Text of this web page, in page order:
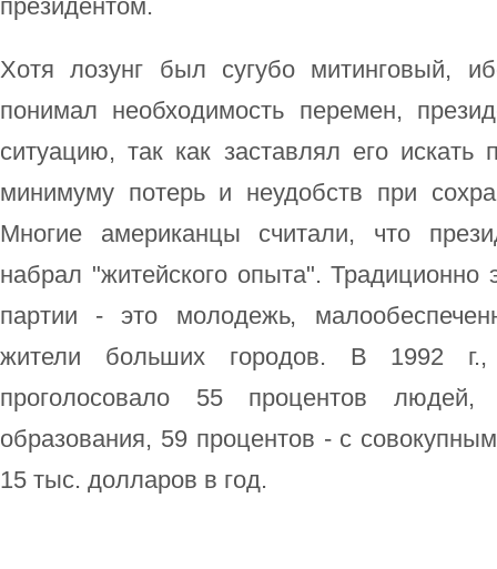
президентом.
Хотя лозунг был сугубо митинговый,
понимал необходимость перемен,
ситуацию, так как заставлял его
минимуму потерь и неудобств при
Многие американцы считали, что
набрал "житейского опыта". Традиционно
партии - это молодежь,
жители больших городов. В 1992
проголосовало 55 процентов
образования, 59 процентов - с
15 тыс. долларов в год.